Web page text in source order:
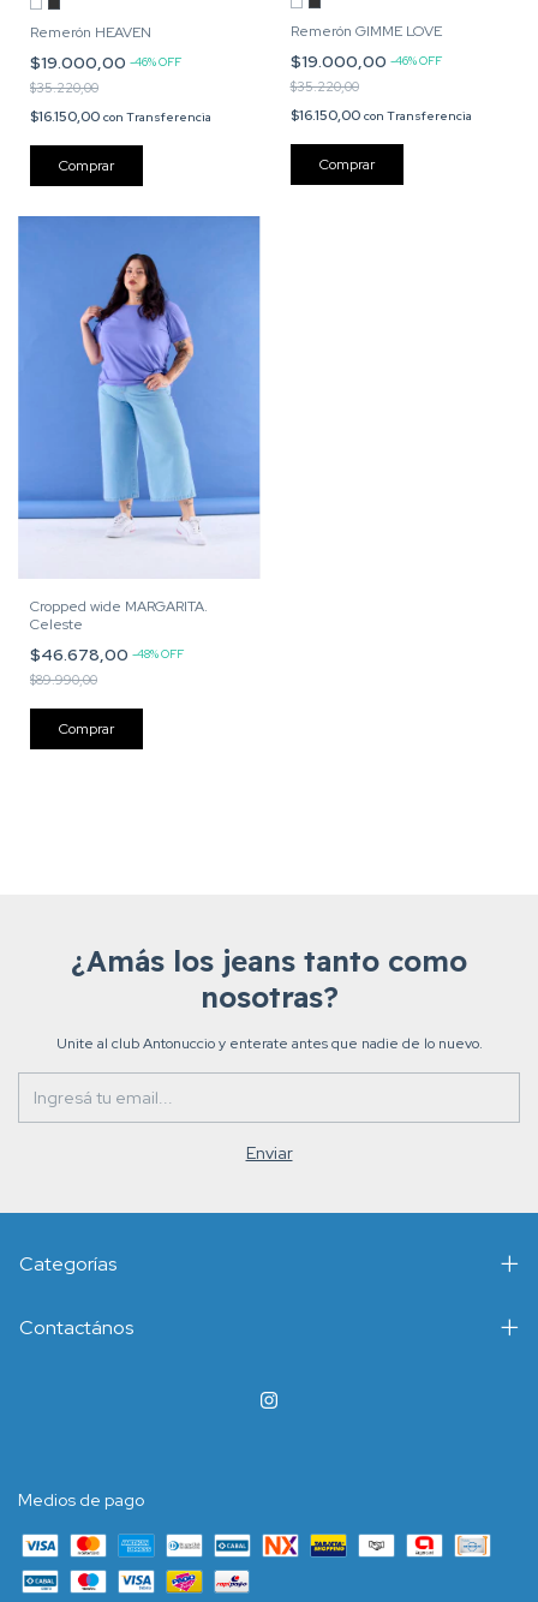
Remerón HEAVEN
$19.000,00 -46%OFF
$35.220,00
$16.150,00 con Transferencia
Comprar
Remerón GIMME LOVE
$19.000,00 -46%OFF
$35.220,00
$16.150,00 con Transferencia
Comprar
Cropped wide MARGARITA.
Celeste
$46.678,00 -48%OFF
$89.990,00
Comprar
¿Amás los jeans tanto como
nosotras?
Unite al club Antonuccio y enterate antes que nadie de lo nuevo.
Categorías
Contactános
Medios de pago